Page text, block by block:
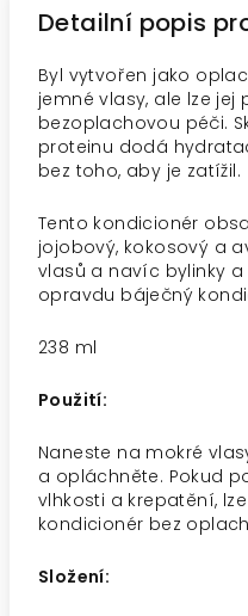
Detailní popis
Byl vytvořen jako
jemné vlasy, ale lze jej
bezoplachovou péči.
proteinu dodá
bez toho, aby je zatížil.
Tento kondicionér
jojobový, kokosový a
vlasů a navíc bylinky
opravdu báječný
238 ml
Použití:
Naneste na mokré
a opláchněte. Pokud
vlhkosti a krepatění,
kondicionér bez
Složení: